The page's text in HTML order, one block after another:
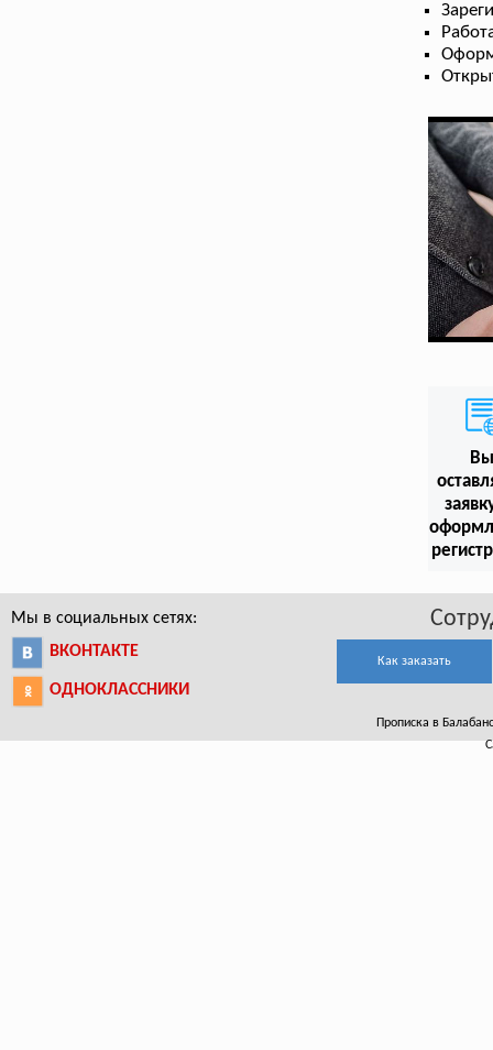
Вы
Мы в социальных сетях:
ВКОНТАКТЕ
ОДНОКЛАССНИКИ
Как заказать
Прописка в